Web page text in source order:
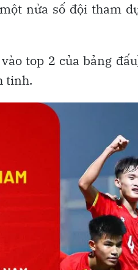
nửa số đội tham
top 2 của bảng
tinh.